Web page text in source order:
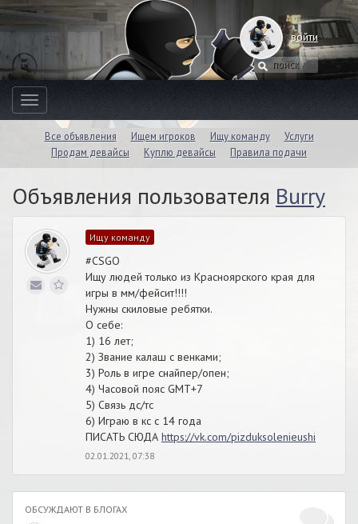
войти
Toggle
navigation
Все объявления Ищем игроков Ищу команду
Услуги
Продам девайсы
Куплю девайсы Правила подачи
Объявления пользователя Burry
Ищу команду
#CSGO
Ищу людей только из Красноярского края для
игры в мм/фейсит!!!!
Нужны скиловые ребятки.
О себе:
1) 16 лет;
2) Звание калаш с венками;
3) Роль в игре снайпер/опен;
4) Часовой пояс GMT+7
5) Связь дс/тс
6) Играю в кс с 14 года
ПИСАТЬ СЮДА https://vk.com/pizduksolenieushi
02.01.2021, 07:38
ОБСУЖДАЮТ В БЛОГАХ